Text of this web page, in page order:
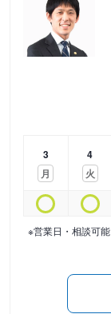
3
月
4
火
※営業日・相談可